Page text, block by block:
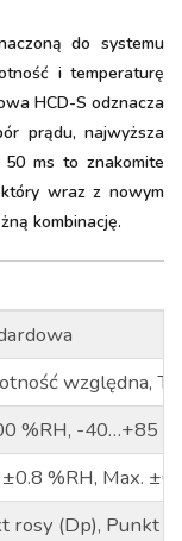
do systemu
i temperaturę
HCD-S odznacza
prądu, najwyższa
ms to znakomite
wraz z nowym
kombinację.
względna,
%RH, -40…+85 ⁰C
%RH, Max.
rosy (Dp), Punkt